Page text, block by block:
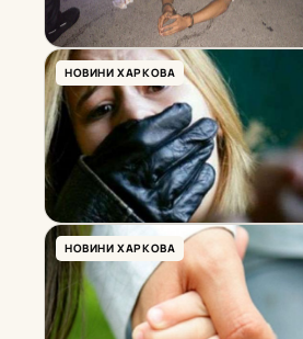
НОВИНИ ХАРКОВА
НОВИНИ ХАРКОВА